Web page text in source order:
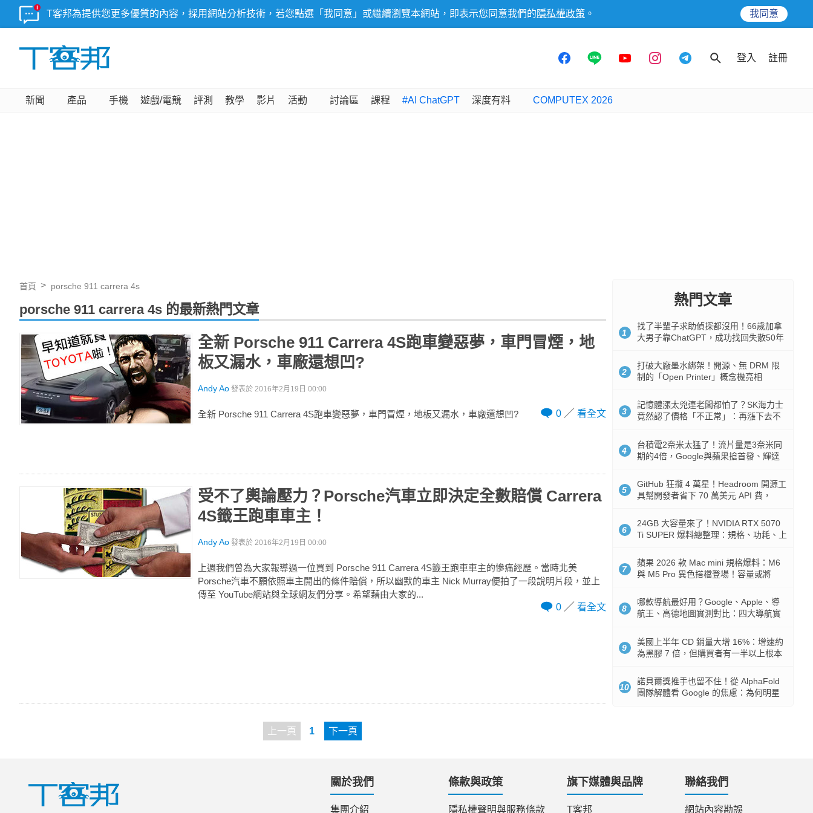
T客邦為提供您更多優質的內容，採用網站分析技術，若您點選「我同意」或繼續瀏覽本網站，即表示您同意我們的 隱私權政策 。 我同意
登入 註冊
新聞 產品 手機 遊戲/電競 評測 教學 影片 活動 討論區 課程 #AI ChatGPT 深度有料 COMPUTEX 2026
首頁 porsche 911 carrera 4s
porsche 911 carrera 4s 的最新熱門文章
全新 Porsche 911 Carrera 4S跑車變惡夢，車門冒煙，地
板又漏水，車廠還想凹?
Andy Ao 發表於 2016年2月19日 00:00
全新 Porsche 911 Carrera 4S跑車變惡夢，車門冒煙，地板又漏水，車廠還想凹? 0 看全文
受不了輿論壓力？Porsche汽車立即決定全數賠償 Carrera
4S籤王跑車車主！
Andy Ao 發表於 2016年2月19日 00:00
上週我們曾為大家報導過一位買到 Porsche 911 Carrera 4S籤王跑車車主的慘痛經歷。當時北美
Porsche汽車不願依照車主開出的條件賠償，所以幽默的車主 Nick Murray便拍了一段說明片段，並上
傳至 YouTube網站與全球網友們分享。希望藉由大家的...
0
看全文
上一頁 1 下一頁
熱門文章
1
找了半輩子求助偵探都沒用！66歲加拿
大男子靠ChatGPT，成功找回失散50年
2
打破大廠墨水綁架！開源、無 DRM 限
制的「Open Printer」概念機亮相
3
記憶體漲太兇連老闆都怕了？SK海力士
竟然認了價格「不正常」：再漲下去不
4
台積電2奈米太猛了！流片量是3奈米同
期的4倍，Google與蘋果搶首發、輝達
5
GitHub 狂攬 4 萬星！Headroom 開源工
具幫開發者省下 70 萬美元 API 費，
6
24GB 大容量來了！NVIDIA RTX 5070
Ti SUPER 爆料總整理：規格、功耗、上
7
蘋果 2026 款 Mac mini 規格爆料：M6
與 M5 Pro 異色搭檔登場！容量或將
8
哪款導航最好用？Google、Apple、導
航王、高德地圖實測對比：四大導航實
9
美國上半年 CD 銷量大增 16%：增速約
為黑膠 7 倍，但購買者有一半以上根本
10
諾貝爾獎推手也留不住！從 AlphaFold
團隊解體看 Google 的焦慮：為何明星
關於我們
集團介紹
條款與政策
隱私權聲明與服務條款
旗下媒體與品牌
T客邦
聯絡我們
網站內容勘誤